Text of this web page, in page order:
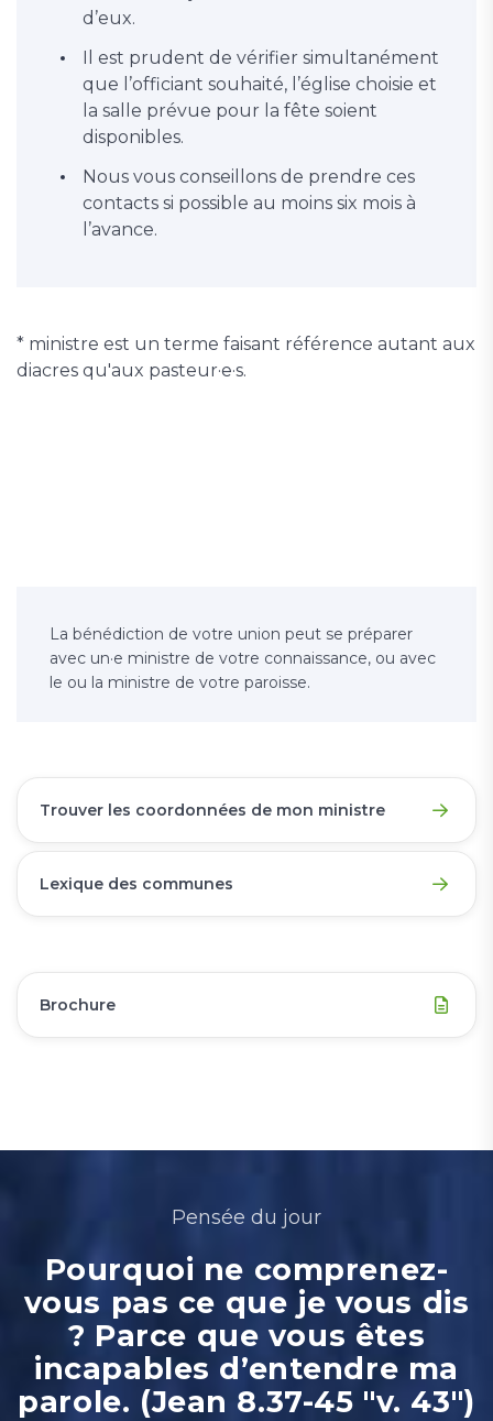
d’eux.
Il est prudent de vérifier simultanément
que l’officiant souhaité, l’église choisie et
la salle prévue pour la fête soient
disponibles.
Nous vous conseillons de prendre ces
contacts si possible au moins six mois à
l’avance.
* ministre est un terme faisant référence autant aux
diacres qu'aux pasteur·e·s.
La bénédiction de votre union peut se préparer
avec un·e ministre de votre connaissance, ou avec
le ou la ministre de votre paroisse.
Trouver les coordonnées de mon ministre
Lexique des communes
Brochure
Pensée du jour
Pourquoi ne comprenez-
vous pas ce que je vous dis
? Parce que vous êtes
incapables d’entendre ma
parole. (Jean 8.37-45 "v. 43")